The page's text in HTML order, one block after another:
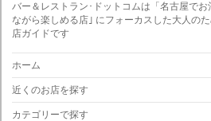
バー＆レストラン･ドットコムは「名古屋でお
ながら楽しめる店｣ にフォーカスした大人の
店ガイドです
ホーム
近くのお店を探す
カテゴリーで探す